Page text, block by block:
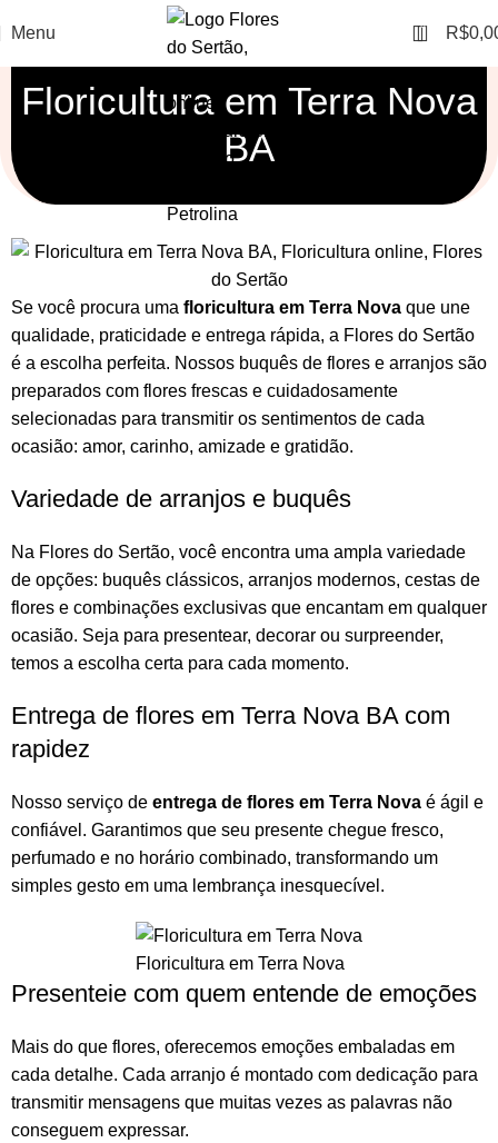
Menu 0 R$
Floricultura em Terra Nova
BA
Se você procura uma floricultura em Terra Nova que une
qualidade, praticidade e entrega rápida, a Flores do Sertão
é a escolha perfeita. Nossos buquês de flores e arranjos são
preparados com flores frescas e cuidadosamente
selecionadas para transmitir os sentimentos de cada
ocasião: amor, carinho, amizade e gratidão.
Variedade de arranjos e buquês
Na Flores do Sertão, você encontra uma ampla variedade
de opções: buquês clássicos, arranjos modernos, cestas de
flores e combinações exclusivas que encantam em qualquer
ocasião. Seja para presentear, decorar ou surpreender,
temos a escolha certa para cada momento.
Entrega de flores em Terra Nova BA com
rapidez
Nosso serviço de entrega de flores em Terra Nova é ágil e
confiável. Garantimos que seu presente chegue fresco,
perfumado e no horário combinado, transformando um
simples gesto em uma lembrança inesquecível.
Floricultura em Terra Nova
Presenteie com quem entende de emoções
Mais do que flores, oferecemos emoções embaladas em
cada detalhe. Cada arranjo é montado com dedicação para
transmitir mensagens que muitas vezes as palavras não
conseguem expressar.